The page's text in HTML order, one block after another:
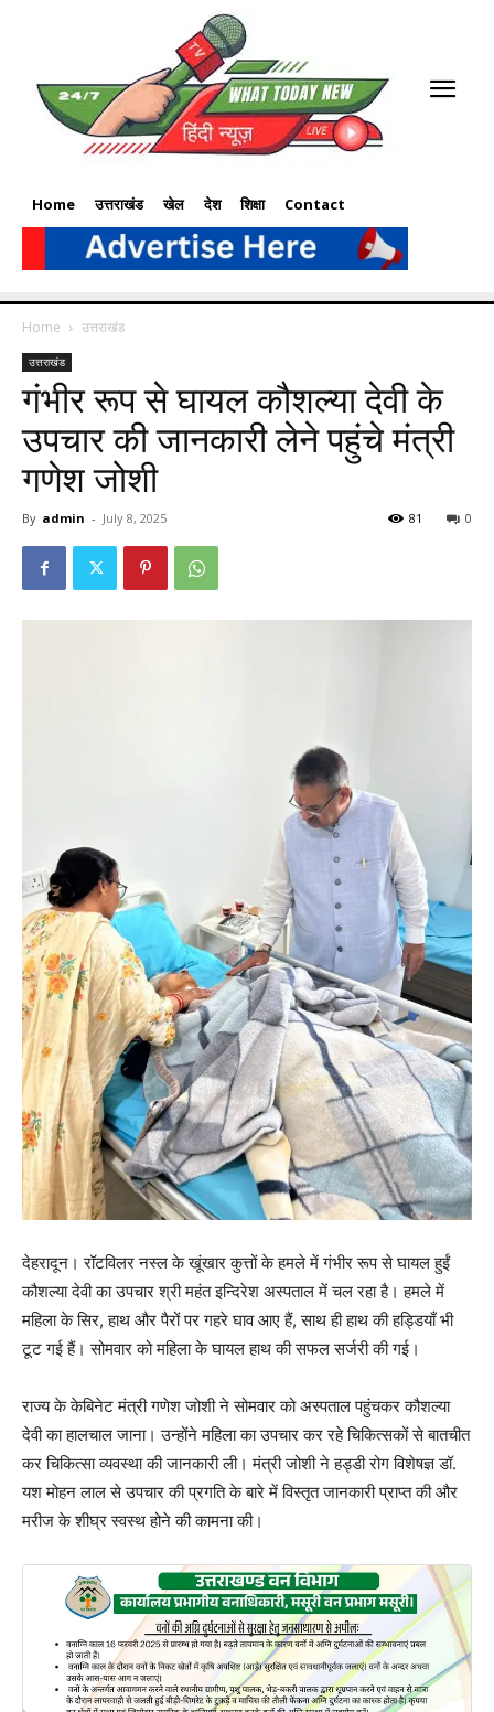
Home उत्तराखंड खेल देश शिक्षा Contact
Home उत्तराखंड
उत्तराखंड
गंभीर रूप से घायल कौशल्या देवी के
उपचार की जानकारी लेने पहुंचे मंत्री
गणेश जोशी
By admin - July 8, 2025 0
81
देहरादून। रॉटविलर नस्ल के खूंखार कुत्तों के हमले में गंभीर रूप से घायल हुईं
कौशल्या देवी का उपचार श्री महंत इन्दिरेश अस्पताल में चल रहा है। हमले में
महिला के सिर, हाथ और पैरों पर गहरे घाव आए हैं, साथ ही हाथ की हड्डियाँ भी
टूट गई हैं। सोमवार को महिला के घायल हाथ की सफल सर्जरी की गई।
राज्य के केबिनेट मंत्री गणेश जोशी ने सोमवार को अस्पताल पहुंचकर कौशल्या
देवी का हालचाल जाना। उन्होंने महिला का उपचार कर रहे चिकित्सकों से बातचीत
कर चिकित्सा व्यवस्था की जानकारी ली। मंत्री जोशी ने हड्डी रोग विशेषज्ञ डॉ.
यश मोहन लाल से उपचार की प्रगति के बारे में विस्तृत जानकारी प्राप्त की और
मरीज के शीघ्र स्वस्थ होने की कामना की।